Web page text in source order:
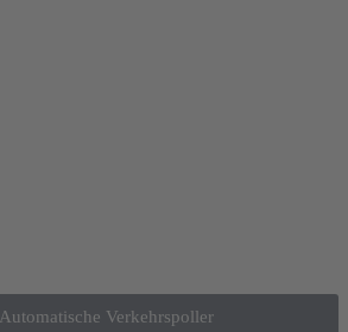
Automatische Verkehrspoller